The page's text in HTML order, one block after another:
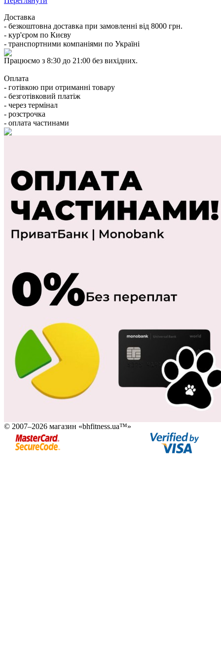
Доставка
- безкоштовна доставка при замовленні від 8000 грн.
- кур'єром по Києву
- транспортними компаніями по Україні
Працюємо з 8:30 до 21:00 без вихідних.
Оплата
- готівкою при отриманні товару
- безготівковий платіж
- через термінал
- розстрочка
- оплата частинами
© 2007–2026 магазин «bhfitness.ua™»